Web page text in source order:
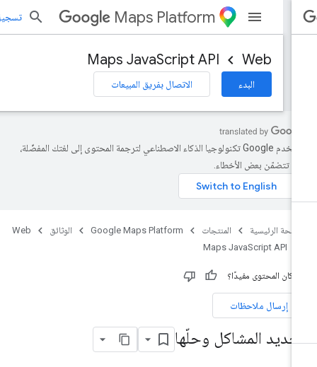
Maps Platform تسجيل
Web
Maps JavaScript API
الاتصال بفريق المبيعات
تستخدم Google تكنولوجيا الذكاء الاصطناعي لترجمة المحتوى إلى لغتك المفضّلة،
تتضمّن بعض الأخطاء.
الرئيسية المنتجات Google Maps Platform الوثائق
Web
Maps JavaScript API
كان المحتوى مفيدًا؟
إرسال ملاحظات
المشاكل وحلّها